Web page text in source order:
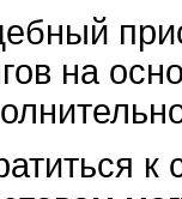
на
к